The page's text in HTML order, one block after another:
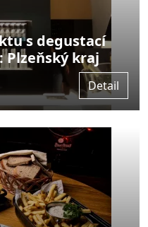
s degustací
Plzeňský kraj
Detail